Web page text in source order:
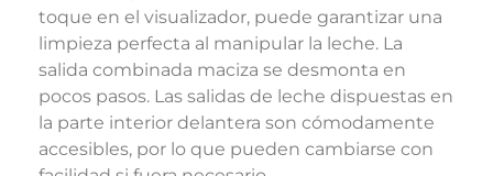
toque en el visualizador, puede garantizar una
limpieza perfecta al manipular la leche. La
salida combinada maciza se desmonta en
pocos pasos. Las salidas de leche dispuestas en
la parte interior delantera son cómodamente
accesibles, por lo que pueden cambiarse con